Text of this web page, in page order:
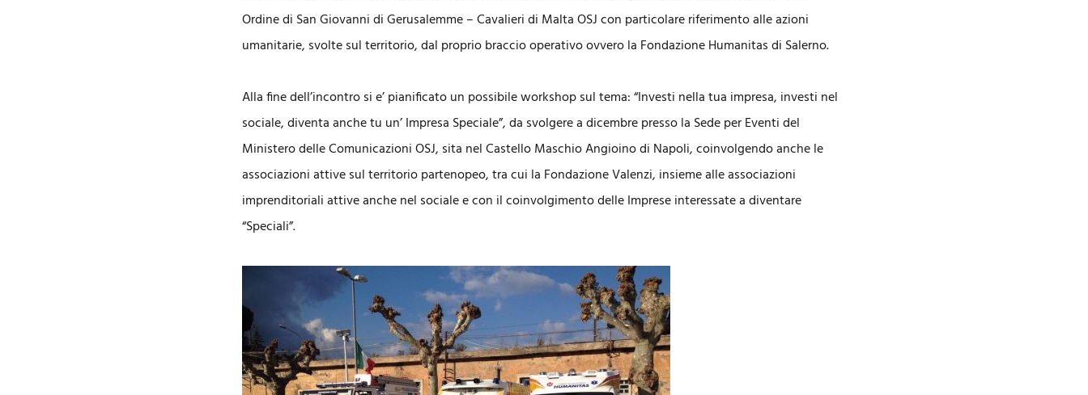
Ordine di San Giovanni di Gerusalemme – Cavalieri di Malta OSJ con particolare riferimento alle azioni
umanitarie, svolte sul territorio, dal proprio braccio operativo ovvero la Fondazione Humanitas di Salerno.
Alla fine dell’incontro si e’ pianificato un possibile workshop sul tema: “Investi nella tua impresa, investi nel
sociale, diventa anche tu un’ Impresa Speciale”, da svolgere a dicembre presso la Sede per Eventi del
Ministero delle Comunicazioni OSJ, sita nel Castello Maschio Angioino di Napoli, coinvolgendo anche le
associazioni attive sul territorio partenopeo, tra cui la Fondazione Valenzi, insieme alle associazioni
imprenditoriali attive anche nel sociale e con il coinvolgimento delle Imprese interessate a diventare
“Speciali”.